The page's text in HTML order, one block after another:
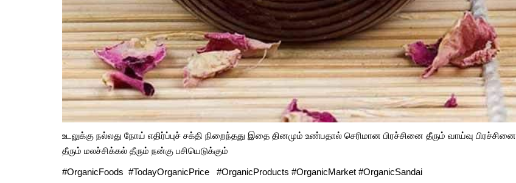
உடலுக்கு நல்லது நோய் எதிர்ப்புச் சக்தி நிறைந்தது இதை தினமும் உண்பதால் செரிமான பிரச்சினை தீரும் வாய்வு பிரச்சினை
தீரும் மலச்சிக்கல் தீரும் நன்கு பசியெடுக்கும்
#OrganicFoods #TodayOrganicPrice #OrganicProducts #OrganicMarket #OrganicSandai